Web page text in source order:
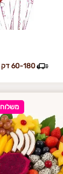
60-180 דק
משלוח 0 ₪ קופון הטבה